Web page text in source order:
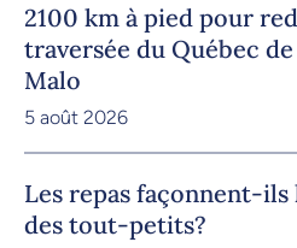
2100 km à pied pour
traversée du Québec
Malo
5 août 2026
Les repas façonnent-ils
des tout-petits?